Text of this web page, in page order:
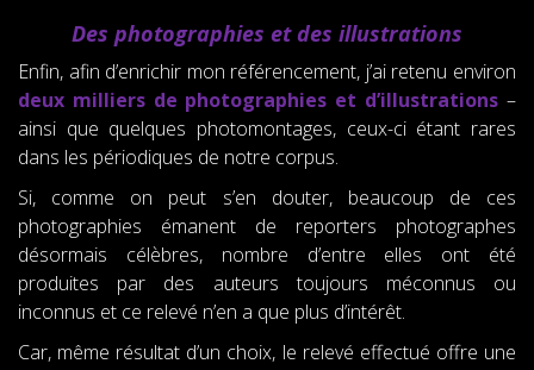
Des photographies et des illustrations
Enfin, afin d’enrichir mon référencement, j’ai retenu environ
deux milliers de photographies et d’illustrations –
ainsi que quelques photomontages, ceux-ci étant rares
dans les périodiques de notre corpus.
Si, comme on peut s’en douter, beaucoup de ces
photographies émanent de reporters photographes
désormais célèbres, nombre d’entre elles ont été
produites par des auteurs toujours méconnus ou
inconnus et ce relevé n’en a que plus d’intérêt.
Car, même résultat d’un choix, le relevé effectué offre une